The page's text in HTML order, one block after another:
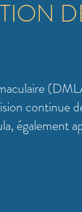
continue
également